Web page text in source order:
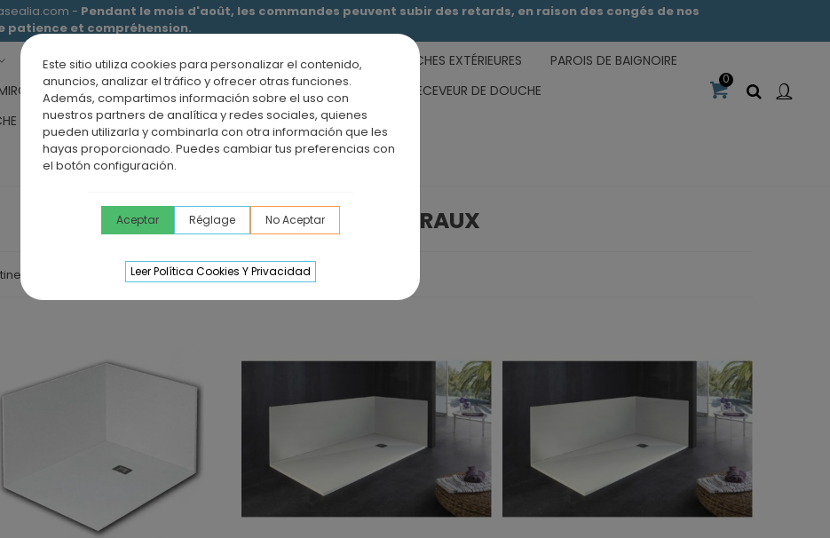
Este sitio utiliza cookies para personalizar el contenido,
anuncios, analizar el tráfico y ofrecer otras funciones.
Además, compartimos información sobre el uso con
nuestros partners de analítica y redes sociales, quienes
pueden utilizarla y combinarla con otra información que les
hayas proporcionado. Puedes cambiar tus preferencias con
el botón configuración.
Aceptar Réglage No Aceptar
Leer Política Cookies Y Privacidad
- Pendant le mois d'août, les commandes peuvent subir des retards, en raison des congés de nos
patience et compréhension.
RECEVEURS DE DOUCHE MEUBLES SALLE DE BAIN DOUCHES EXTÉRIEURES
PAROIS DE BAIGNOIRE
DE SALLE DE BAIN PANNEAUX MURAUX
OFFRE PAROI + RECEVEUR DE DOUCHE
ÉVIERS DE CUISINE BLOG
0
Receveur De Douche En
Paroi De Douche VF + PC
TWENTY OR BROSSÉ
539,60 € TTC
PANNEAUX MURAUX